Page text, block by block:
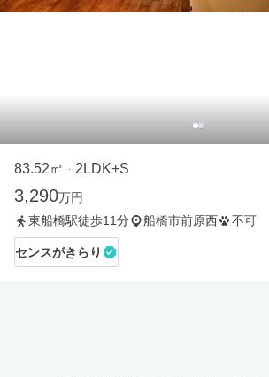
83.52㎡ ・ 2LDK+S
3,290万円
東船橋駅徒歩11分
船橋市前原西 不可
センスがきらり